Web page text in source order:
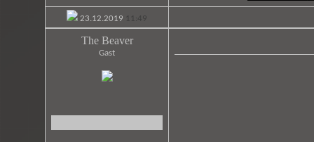
23.12.2019 11:49
The Beaver
Gast